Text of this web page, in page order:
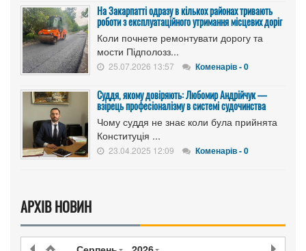
На Закарпатті одразу в кількох районах тривають
роботи з експлуатаційного утримання місцевих доріг
Коли почнете ремонтувати дорогу та
мости Підполозз...
25.07.2026 13:57 Коменарів - 0
Суддя, якому довіряють: Любомир Андрійчук —
взірець професіоналізму в системі судочинства
Чому суддя не знає коли була прийнята
Конституція ...
23.04.2025 12:09 Коменарів - 0
АРХІВ НОВИН